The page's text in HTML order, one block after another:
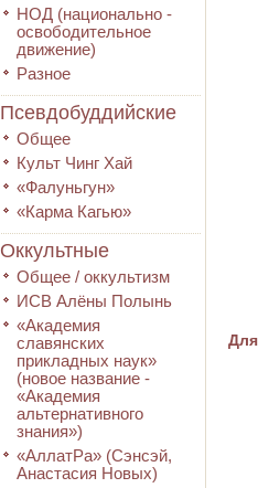
НОД (национально -
освободительное
движение)
Разное
Псевдобуддийские
Общее
Культ Чинг Хай
«Фалуньгун»
«Карма Кагью»
Оккультные
Общее / оккультизм
ИСВ Алёны Полынь
«Академия
славянских
прикладных наук»
(новое название -
«Академия
альтернативного
знания»)
«АллатРа» (Сэнсэй,
Анастасия Новых)